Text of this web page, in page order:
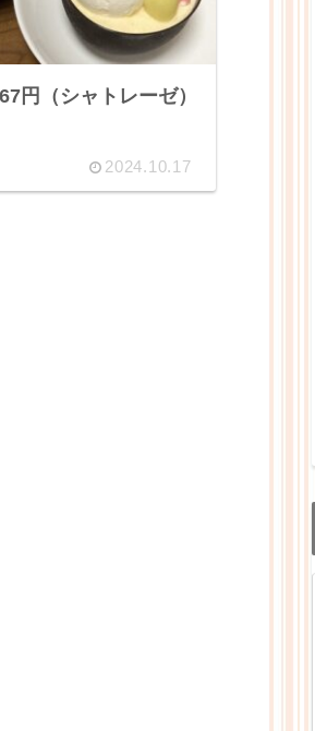
円（シャトレーゼ）
2024.10.17